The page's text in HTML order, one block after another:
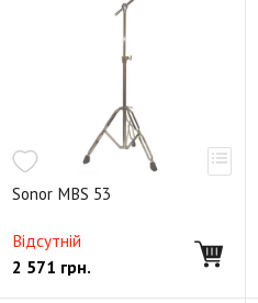
Sonor MBS 53
Відсутній
2 571 грн.